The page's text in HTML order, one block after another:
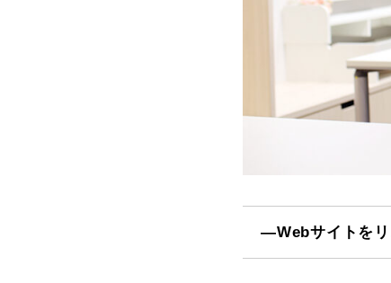
―Webサイトをリ